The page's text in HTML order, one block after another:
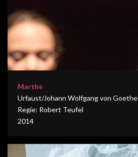
Marthe
Urfaust/Johann Wolfgang von Goethe
Regie: Robert Teufel
2014